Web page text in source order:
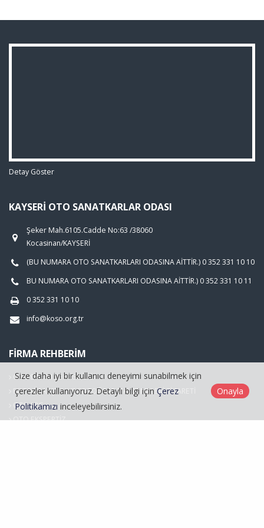
Detay Göster
KAYSERI OTO SANATKARLAR ODASI
Şeker Mah.6105.Cadde No:63 /38060
Kocasinan/KAYSERİ
(BU NUMARA OTO SANATKARLARI ODASINA AİTTİR.) 0 352 331 10 10
BU NUMARA OTO SANATKARLARI ODASINA AİTTİR.) 0 352 331 10 11
0 352 331 10 10
info@koso.org.tr
FIRMA REHBERIM
OTO BAKIM SERVİSCİLİĞİ
FOTOĞRAFÇILIK VE FOTOĞRAF MALZEMELERİ TİCARETİ
OTO LPG
OTO EKSPERTİZ
Size daha iyi bir kullanıcı deneyimi sunabilmek için
çerezler kullanıyoruz. Detaylı bilgi için Çerez
Politikamızı inceleyebilirsiniz.
Onayla